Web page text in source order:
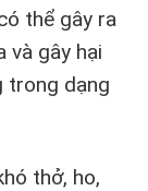
thể gây ra
và gây hại
trong dạng
thở, ho,